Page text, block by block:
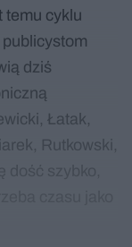
temu cyklu
dziś
Łatak,
Rutkowski,